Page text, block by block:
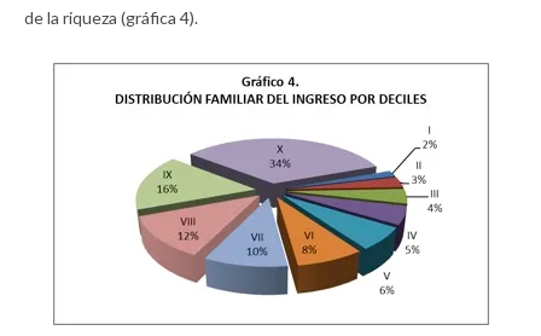
de la riqueza (gráfica 4).